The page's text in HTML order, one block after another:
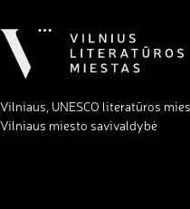
Vilniaus, UNESCO literatūros
Vilniaus miesto savivaldybė